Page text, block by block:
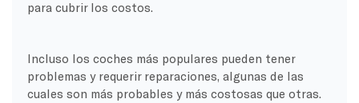
para cubrir los costos.
Incluso los coches más populares pueden tener
problemas y requerir reparaciones, algunas de las
cuales son más probables y más costosas que otras.